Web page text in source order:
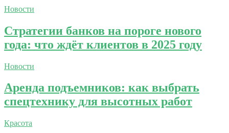
Новости
Стратегии банков на пороге нового
года: что ждёт клиентов в 2025 году
Новости
Аренда подъемников: как выбрать
спецтехнику для высотных работ
Красота